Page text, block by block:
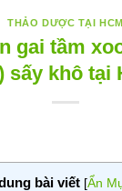
THẢO DƯỢC TẠI HCM
gai tầm
sấy khô tại
bài viết [Ẩn